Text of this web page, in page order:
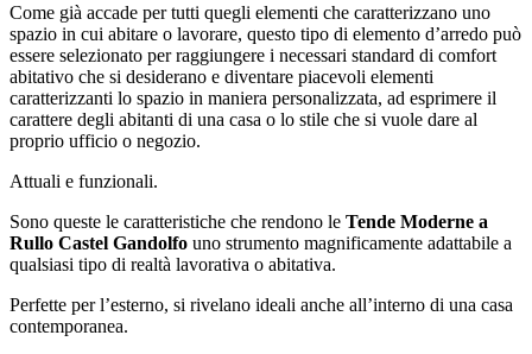
Come già accade per tutti quegli elementi che caratterizzano uno
spazio in cui abitare o lavorare, questo tipo di elemento d’arredo può
essere selezionato per raggiungere i necessari standard di comfort
abitativo che si desiderano e diventare piacevoli elementi
caratterizzanti lo spazio in maniera personalizzata, ad esprimere il
carattere degli abitanti di una casa o lo stile che si vuole dare al
proprio ufficio o negozio.
Attuali e funzionali.
Sono queste le caratteristiche che rendono le Tende Moderne a
Rullo Castel Gandolfo uno strumento magnificamente adattabile a
qualsiasi tipo di realtà lavorativa o abitativa.
Perfette per l’esterno, si rivelano ideali anche all’interno di una casa
contemporanea.